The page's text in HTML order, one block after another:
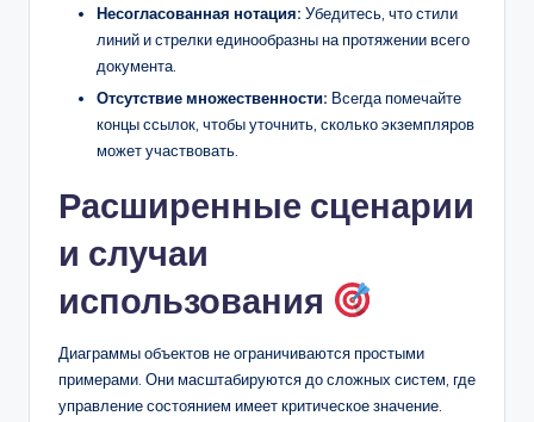
Несогласованная нотация: Убедитесь, что стили
линий и стрелки единообразны на протяжении всего
документа.
Отсутствие множественности: Всегда помечайте
концы ссылок, чтобы уточнить, сколько экземпляров
может участвовать.
Расширенные сценарии
и случаи
использования
Диаграммы объектов не ограничиваются простыми
примерами. Они масштабируются до сложных систем, где
управление состоянием имеет критическое значение.